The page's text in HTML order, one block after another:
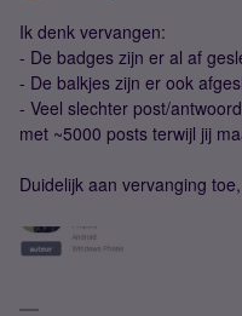
Ik denk vervangen:
- De badges zijn er al af
- De balkjes zijn er ook
- Veel slechter post/
met ~5000 posts terwijl jij
Duidelijk aan vervanging